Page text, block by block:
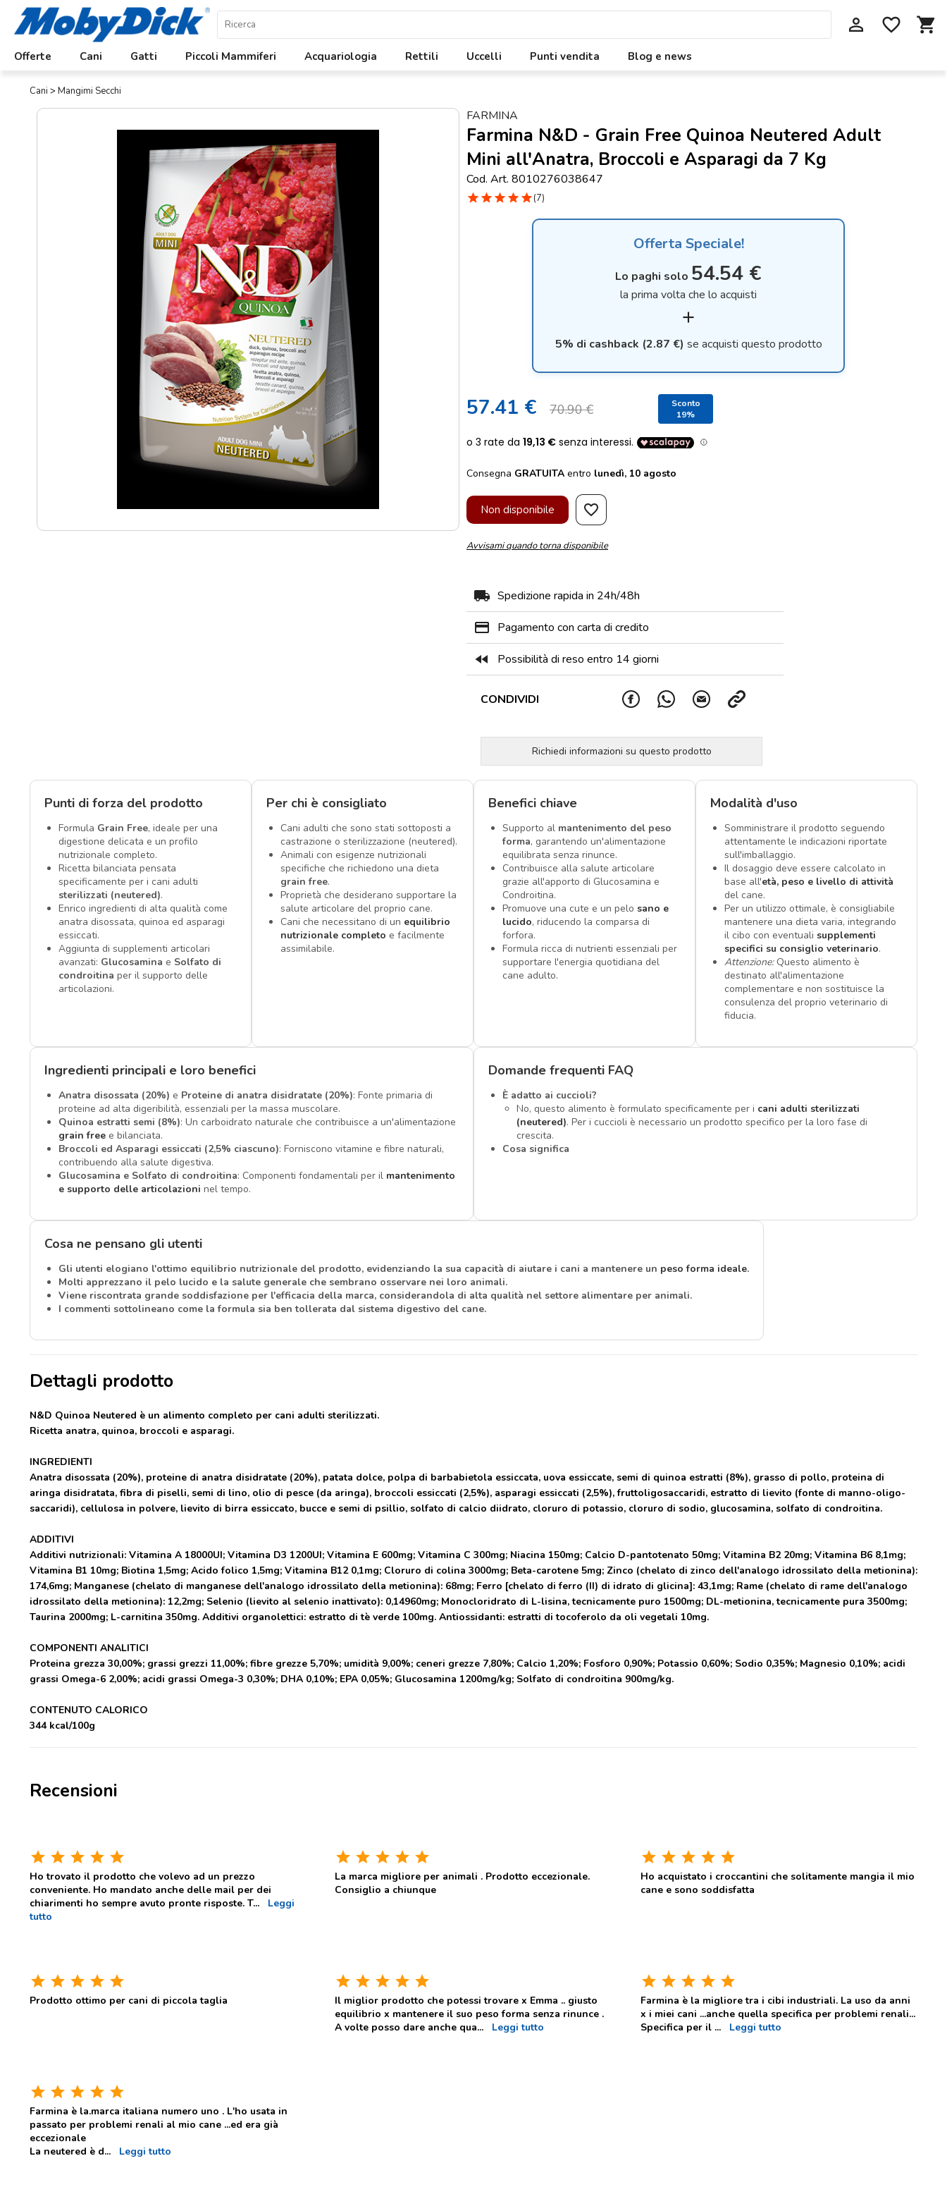
perm_identity favorite_border shopping_cart
Offerte Cani Gatti Piccoli Mammiferi Acquariologia Rettili Uccelli Punti vendita Blog e news
Home
Cani
Cani > Mangimi Secchi
FARMINA
Farmina N&D - Grain Free Quinoa Neutered Adult
Mini all'Anatra, Broccoli e Asparagi da 7 Kg
Cod. Art. 8010276038647
star star star star star(7)
Offerta Speciale!
Lo paghi solo 54.54 €
la prima volta che lo acquisti
add
5% di cashback (2.87 €) se acquisti questo prodotto
57.41 € 70.90 €
Sconto
19%
Consegna GRATUITA entro lunedì, 10 agosto
Non disponibile favorite_border
Avvisami quando torna disponibile
local_shipping Spedizione rapida in 24h/48h
payment Pagamento con carta di credito
fast_rewind Possibilità di reso entro 14 giorni
CONDIVIDI
Richiedi informazioni su questo prodotto
Punti di forza del prodotto
Formula Grain Free, ideale per una
digestione delicata e un profilo
nutrizionale completo.
Ricetta bilanciata pensata
specificamente per i cani adulti
sterilizzati (neutered).
Enrico ingredienti di alta qualità come
anatra disossata, quinoa ed asparagi
essiccati.
Aggiunta di supplementi articolari
avanzati: Glucosamina e Solfato di
condroitina per il supporto delle
articolazioni.
Per chi è consigliato
Cani adulti che sono stati sottoposti a
castrazione o sterilizzazione (neutered).
Animali con esigenze nutrizionali
specifiche che richiedono una dieta
grain free.
Proprietà che desiderano supportare la
salute articolare del proprio cane.
Cani che necessitano di un equilibrio
nutrizionale completo e facilmente
assimilabile.
Benefici chiave
Supporto al mantenimento del peso
forma, garantendo un'alimentazione
equilibrata senza rinunce.
Contribuisce alla salute articolare
grazie all'apporto di Glucosamina e
Condroitina.
Promuove una cute e un pelo sano e
lucido, riducendo la comparsa di
forfora.
Formula ricca di nutrienti essenziali per
supportare l'energia quotidiana del
cane adulto.
Modalità d'uso
Somministrare il prodotto seguendo
attentamente le indicazioni riportate
sull'imballaggio.
Il dosaggio deve essere calcolato in
base all'età, peso e livello di attività
del cane.
Per un utilizzo ottimale, è consigliabile
mantenere una dieta varia, integrando
il cibo con eventuali supplementi
specifici su consiglio veterinario.
Attenzione:Questo alimento è
destinato all'alimentazione
complementare e non sostituisce la
consulenza del proprio veterinario di
fiducia.
Ingredienti principali e loro benefici
Anatra disossata (20%) e Proteine di anatra disidratate (20%): Fonte primaria di
proteine ad alta digeribilità, essenziali per la massa muscolare.
Quinoa estratti semi (8%): Un carboidrato naturale che contribuisce a un'alimentazione
grain free e bilanciata.
Broccoli ed Asparagi essiccati (2,5% ciascuno): Forniscono vitamine e fibre naturali,
contribuendo alla salute digestiva.
Glucosamina e Solfato di condroitina: Componenti fondamentali per il mantenimento
e supporto delle articolazioni nel tempo.
Domande frequenti FAQ
È adatto ai cuccioli?
No, questo alimento è formulato specificamente per i cani adulti sterilizzati
(neutered). Per i cuccioli è necessario un prodotto specifico per la loro fase di
crescita.
Cosa significa
Cosa ne pensano gli utenti
Gli utenti elogiano l'ottimo equilibrio nutrizionale del prodotto, evidenziando la sua capacità di aiutare i cani a mantenere un peso forma ideale.
Molti apprezzano il pelo lucido e la salute generale che sembrano osservare nei loro animali.
Viene riscontrata grande soddisfazione per l'efficacia della marca, considerandola di alta qualità nel settore alimentare per animali.
I commenti sottolineano come la formula sia ben tollerata dal sistema digestivo del cane.
Dettagli prodotto
N&D Quinoa Neutered è un alimento completo per cani adulti sterilizzati.
Ricetta anatra, quinoa, broccoli e asparagi.
INGREDIENTI
Anatra disossata (20%), proteine di anatra disidratate (20%), patata dolce, polpa di barbabietola essiccata, uova essiccate, semi di quinoa estratti (8%), grasso di pollo, proteina di
aringa disidratata, fibra di piselli, semi di lino, olio di pesce (da aringa), broccoli essiccati (2,5%), asparagi essiccati (2,5%), fruttoligosaccaridi, estratto di lievito (fonte di manno-oligo-
saccaridi), cellulosa in polvere, lievito di birra essiccato, bucce e semi di psillio, solfato di calcio diidrato, cloruro di potassio, cloruro di sodio, glucosamina, solfato di condroitina.
ADDITIVI
Additivi nutrizionali: Vitamina A 18000UI; Vitamina D3 1200UI; Vitamina E 600mg; Vitamina C 300mg; Niacina 150mg; Calcio D-pantotenato 50mg; Vitamina B2 20mg; Vitamina B6 8,1mg;
Vitamina B1 10mg; Biotina 1,5mg; Acido folico 1,5mg; Vitamina B12 0,1mg; Cloruro di colina 3000mg; Beta-carotene 5mg; Zinco (chelato di zinco dell'analogo idrossilato della metionina):
174,6mg; Manganese (chelato di manganese dell'analogo idrossilato della metionina): 68mg; Ferro [chelato di ferro (II) di idrato di glicina]: 43,1mg; Rame (chelato di rame dell'analogo
idrossilato della metionina): 12,2mg; Selenio (lievito al selenio inattivato): 0,14960mg; Monocloridrato di L-lisina, tecnicamente puro 1500mg; DL-metionina, tecnicamente pura 3500mg;
Taurina 2000mg; L-carnitina 350mg. Additivi organolettici: estratto di tè verde 100mg. Antiossidanti: estratti di tocoferolo da oli vegetali 10mg.
COMPONENTI ANALITICI
Proteina grezza 30,00%; grassi grezzi 11,00%; fibre grezze 5,70%; umidità 9,00%; ceneri grezze 7,80%; Calcio 1,20%; Fosforo 0,90%; Potassio 0,60%; Sodio 0,35%; Magnesio 0,10%; acidi
grassi Omega-6 2,00%; acidi grassi Omega-3 0,30%; DHA 0,10%; EPA 0,05%; Glucosamina 1200mg/kg; Solfato di condroitina 900mg/kg.
CONTENUTO CALORICO
344 kcal/100g
Recensioni
star star star star star
Ho trovato il prodotto che volevo ad un prezzo
conveniente. Ho mandato anche delle mail per dei
chiarimenti ho sempre avuto pronte risposte. T...
Leggi
tutto
star star star star star
La marca migliore per animali . Prodotto eccezionale.
Consiglio a chiunque
star star star star star
Ho acquistato i croccantini che solitamente mangia il mio
cane e sono soddisfatta
star star star star star
Prodotto ottimo per cani di piccola taglia
star star star star star
Il miglior prodotto che potessi trovare x Emma .. giusto
equilibrio x mantenere il suo peso forma senza rinunce .
A volte posso dare anche qua... Leggi tutto
star star star star star
Farmina è la migliore tra i cibi industriali. La uso da anni
x i miei cani ...anche quella specifica per problemi renali...
Specifica per il ... Leggi tutto
star star star star star
Farmina è la.marca italiana numero uno . L'ho usata in
passato per problemi renali al mio cane ...ed era già
eccezionale
La neutered è d... Leggi tutto